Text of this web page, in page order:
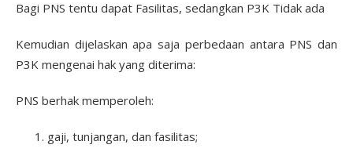
Bagi PNS tentu dapat Fasilitas, sedangkan P3K Tidak ada
Kemudian dijelaskan apa saja perbedaan antara PNS dan
P3K mengenai hak yang diterima:
PNS berhak memperoleh:
gaji, tunjangan, dan fasilitas;